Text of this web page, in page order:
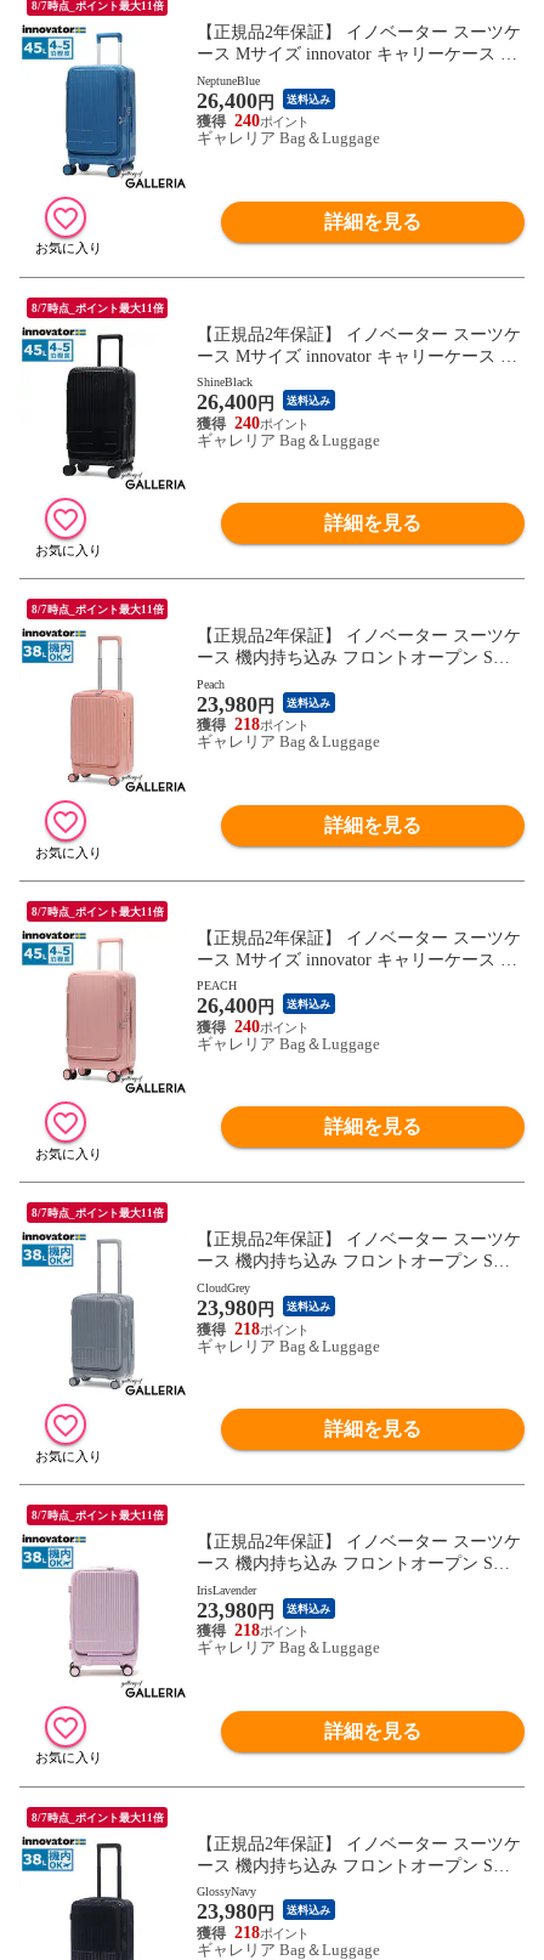
8/7時点_ポイント最大11倍
【正規品2年保証】 イノベーター スーツケ
ース Mサイズ innovator キャリーケース 軽
量 軽い ストッパー 静音 旅行 2泊 3泊 4泊 5
泊 Extreme Journey 45L Middle INV550DOR-
MIRR
NeptuneBlue
26,400円 送料込み
240
ギャレリア Bag＆Luggage
詳細を見る
8/7時点_ポイント最大11倍
【正規品2年保証】 イノベーター スーツケ
ース Mサイズ innovator キャリーケース 軽
量 軽い ストッパー 静音 旅行 2泊 3泊 4泊 5
泊 Extreme Journey 45L Middle INV550DOR-
MIRR
ShineBlack
26,400円 送料込み
240
ギャレリア Bag＆Luggage
詳細を見る
8/7時点_ポイント最大11倍
【正規品2年保証】 イノベーター スーツケ
ース 機内持ち込み フロントオープン Sサ
イズ innovator キャリーケース ストッパー
付き 軽量 ブランド 静音 3泊 4泊 Extreme Jo
urney 38L Cabin INV50
Peach
23,980円 送料込み
218
ギャレリア Bag＆Luggage
詳細を見る
8/7時点_ポイント最大11倍
【正規品2年保証】 イノベーター スーツケ
ース Mサイズ innovator キャリーケース 軽
量 軽い ストッパー 静音 旅行 2泊 3泊 4泊 5
泊 Extreme Journey 45L Middle INV550DOR-
MIRR
PEACH
26,400円 送料込み
240
ギャレリア Bag＆Luggage
詳細を見る
8/7時点_ポイント最大11倍
【正規品2年保証】 イノベーター スーツケ
ース 機内持ち込み フロントオープン Sサ
イズ innovator キャリーケース ストッパー
付き 軽量 ブランド 静音 3泊 4泊 Extreme Jo
urney 38L Cabin INV50
CloudGrey
23,980円 送料込み
218
ギャレリア Bag＆Luggage
詳細を見る
8/7時点_ポイント最大11倍
【正規品2年保証】 イノベーター スーツケ
ース 機内持ち込み フロントオープン Sサ
イズ innovator キャリーケース ストッパー
付き 軽量 ブランド 静音 3泊 4泊 Extreme Jo
urney 38L Cabin INV50
IrisLavender
23,980円 送料込み
218
ギャレリア Bag＆Luggage
詳細を見る
8/7時点_ポイント最大11倍
【正規品2年保証】 イノベーター スーツケ
ース 機内持ち込み フロントオープン Sサ
イズ innovator キャリーケース ストッパー
付き 軽量 ブランド 静音 3泊 4泊 Extreme Jo
urney 38L Cabin INV50
GlossyNavy
23,980円 送料込み
218
ギャレリア Bag＆Luggage